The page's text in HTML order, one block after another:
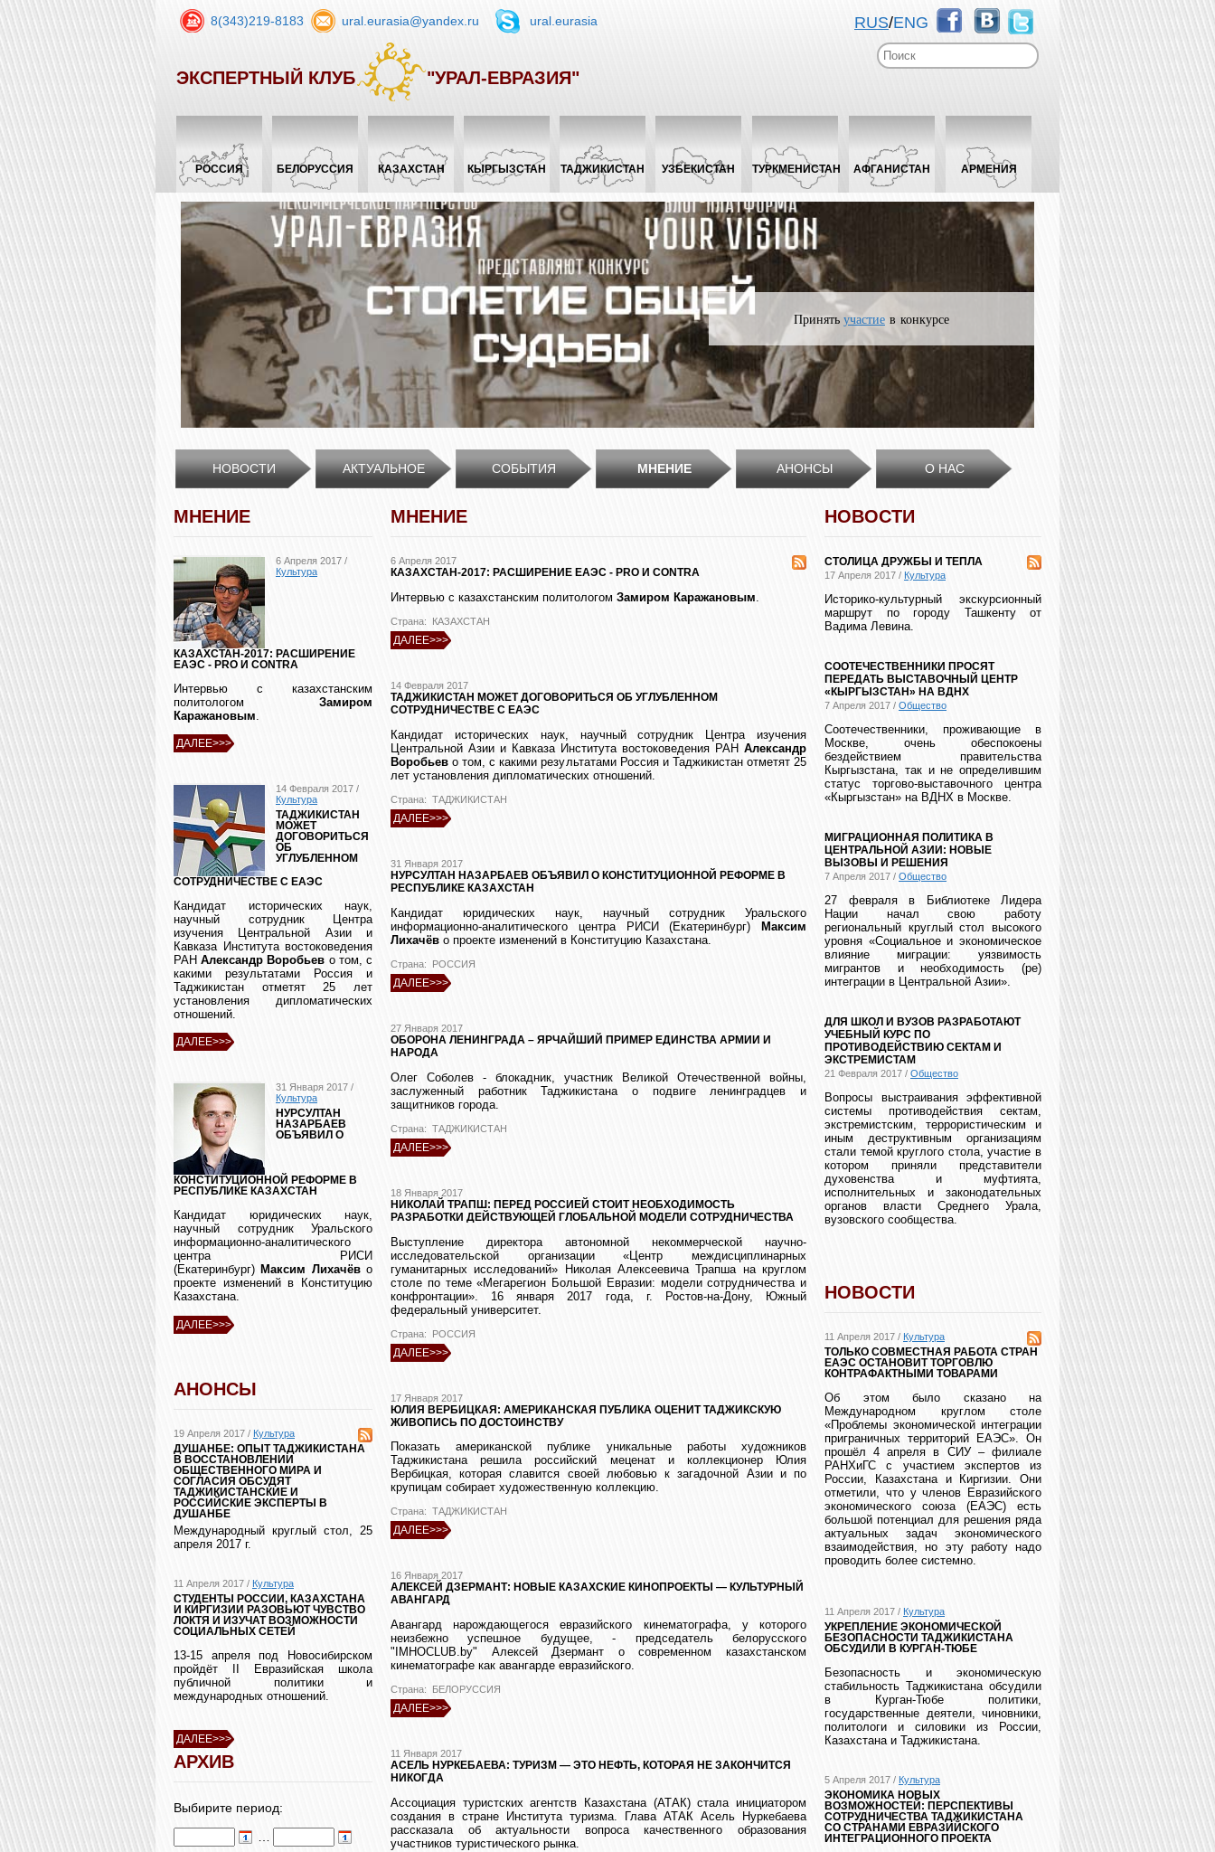
8(343)219-8183 ural.eurasia@yandex.ru ural.eurasia
ЭКСПЕРТНЫЙ КЛУБ "УРАЛ-ЕВРАЗИЯ"
RUS/ENG
РОССИЯ БЕЛОРУССИЯ КАЗАХСТАН КЫРГЫЗСТАН ТАДЖИКИСТАН УЗБЕКИСТАН ТУРКМЕНИСТАН АФГАНИСТАН АРМЕНИЯ
Принять участие в конкурсе
НОВОСТИ АКТУАЛЬНОЕ СОБЫТИЯ МНЕНИЕ АНОНСЫ О НАС
МНЕНИЕ
6 Апреля 2017 /
Культура
КАЗАХСТАН-2017: РАСШИРЕНИЕ
ЕАЭС - PRO И CONTRA
Интервью с казахстанским
политологом Замиром
Каражановым.
ДАЛЕЕ>>>
14 Февраля 2017 /
Культура
ТАДЖИКИСТАН
МОЖЕТ
ДОГОВОРИТЬСЯ
ОБ
УГЛУБЛЕННОМ
СОТРУДНИЧЕСТВЕ С ЕАЭС
Кандидат исторических наук,
научный сотрудник Центра
изучения Центральной Азии и
Кавказа Института востоковедения
РАНАлександр Воробьев о том, с
какими результатами Россия и
Таджикистан отметят 25 лет
установления дипломатических
отношений.
ДАЛЕЕ>>>
31 Января 2017 /
Культура
НУРСУЛТАН
НАЗАРБАЕВ
ОБЪЯВИЛ О
КОНСТИТУЦИОННОЙ РЕФОРМЕ В
РЕСПУБЛИКЕ КАЗАХСТАН
Кандидат юридических наук,
научный сотрудник Уральского
информационно-аналитического
центра РИСИ
(Екатеринбург) Максим Лихачёво
проекте изменений в Конституцию
Казахстана.
ДАЛЕЕ>>>
АНОНСЫ
19 Апреля 2017 / Культура
ДУШАНБЕ: ОПЫТ ТАДЖИКИСТАНА
В ВОССТАНОВЛЕНИИ
ОБЩЕСТВЕННОГО МИРА И
СОГЛАСИЯ ОБСУДЯТ
ТАДЖИКИСТАНСКИЕ И
РОССИЙСКИЕ ЭКСПЕРТЫ В
ДУШАНБЕ
Международный круглый стол, 25
апреля 2017 г.
11 Апреля 2017 / Культура
СТУДЕНТЫ РОССИИ, КАЗАХСТАНА
И КИРГИЗИИ РАЗОВЬЮТ ЧУВСТВО
ЛОКТЯ И ИЗУЧАТ ВОЗМОЖНОСТИ
СОЦИАЛЬНЫХ СЕТЕЙ
13-15 апреля под Новосибирском
пройдёт II Евразийская школа
публичной политики и
международных отношений.
ДАЛЕЕ>>>
АРХИВ
Выбирите период:
МНЕНИЕ
6 Апреля 2017
КАЗАХСТАН-2017: РАСШИРЕНИЕ ЕАЭС - PRO И CONTRA
Интервью с казахстанским политологом Замиром Каражановым
Страна: КАЗАХСТАН
ДАЛЕЕ>>>
14 Февраля 2017
ТАДЖИКИСТАН МОЖЕТ ДОГОВОРИТЬСЯ ОБ УГЛУБЛЕННОМ
СОТРУДНИЧЕСТВЕ С ЕАЭС
Кандидат исторических наук, научный сотрудник Центра изучения
Центральной Азии и Кавказа Института востоковедения РАН Александр
Воробьев о том, с какими результатами Россия и Таджикистан отметят 25
лет установления дипломатических отношений.
Страна: ТАДЖИКИСТАН
ДАЛЕЕ>>>
31 Января 2017
НУРСУЛТАН НАЗАРБАЕВ ОБЪЯВИЛ О КОНСТИТУЦИОННОЙ РЕФОРМЕ В
РЕСПУБЛИКЕ КАЗАХСТАН
Кандидат юридических наук, научный сотрудник Уральского
информационно-аналитического центра РИСИ (Екатеринбург)
Максим
Лихачёв о проекте изменений в Конституцию Казахстана.
Страна: РОССИЯ
ДАЛЕЕ>>>
27 Января 2017
ОБОРОНА ЛЕНИНГРАДА – ЯРЧАЙШИЙ ПРИМЕР ЕДИНСТВА АРМИИ И
НАРОДА
Олег Соболев - блокадник, участник Великой Отечественной войны,
заслуженный работник Таджикистана о подвиге ленинградцев и
защитников города.
Страна: ТАДЖИКИСТАН
ДАЛЕЕ>>>
18 Января 2017
НИКОЛАЙ ТРАПШ: ПЕРЕД РОССИЕЙ СТОИТ НЕОБХОДИМОСТЬ
РАЗРАБОТКИ ДЕЙСТВУЮЩЕЙ ГЛОБАЛЬНОЙ МОДЕЛИ СОТРУДНИЧЕСТВА
Выступление директора автономной некоммерческой научно-
исследовательской организации «Центр междисциплинарных
гуманитарных исследований» Николая Алексеевича Трапша на круглом
столе по теме «Мегарегион Большой Евразии: модели сотрудничества и
конфронтации». 16 января 2017 года, г. Ростов-на-Дону, Южный
федеральный университет.
Страна: РОССИЯ
ДАЛЕЕ>>>
17 Января 2017
ЮЛИЯ ВЕРБИЦКАЯ: АМЕРИКАНСКАЯ ПУБЛИКА ОЦЕНИТ ТАДЖИКСКУЮ
ЖИВОПИСЬ ПО ДОСТОИНСТВУ
Показать американской публике уникальные работы художников
Таджикистана решила российский меценат и коллекционер Юлия
Вербицкая, которая славится своей любовью к загадочной Азии и по
крупицам собирает художественную коллекцию.
Страна: ТАДЖИКИСТАН
ДАЛЕЕ>>>
16 Января 2017
АЛЕКСЕЙ ДЗЕРМАНТ: НОВЫЕ КАЗАХСКИЕ КИНОПРОЕКТЫ — КУЛЬТУРНЫЙ
АВАНГАРД
Авангард нарождающегося евразийского кинематографа, у которого
неизбежно успешное будущее, - председатель белорусского
"IMHOCLUB.by" Алексей Дзермант о современном казахстанском
кинематографе как авангарде евразийского.
Страна: БЕЛОРУССИЯ
ДАЛЕЕ>>>
11 Января 2017
АСЕЛЬ НУРКЕБАЕВА: ТУРИЗМ — ЭТО НЕФТЬ, КОТОРАЯ НЕ ЗАКОНЧИТСЯ
НИКОГДА
Ассоциация туристских агентств Казахстана (АТАК) стала инициатором
создания в стране Института туризма. Глава АТАК Асель Нуркебаева
рассказала об актуальности вопроса качественного образования
участников туристического рынка.
НОВОСТИ
СТОЛИЦА ДРУЖБЫ И ТЕПЛА
17 Апреля 2017 / Культура
Историко-культурный экскурсионный
маршрут по городу Ташкенту от
Вадима Левина.
СООТЕЧЕСТВЕННИКИ ПРОСЯТ
ПЕРЕДАТЬ ВЫСТАВОЧНЫЙ ЦЕНТР
«КЫРГЫЗСТАН» НА ВДНХ
7 Апреля 2017 / Общество
Соотечественники, проживающие в
Москве, очень обеспокоены
бездействием правительства
Кыргызстана, так и не определившим
статус торгово-выставочного центра
«Кыргызстан» на ВДНХ в Москве.
МИГРАЦИОННАЯ ПОЛИТИКА В
ЦЕНТРАЛЬНОЙ АЗИИ: НОВЫЕ
ВЫЗОВЫ И РЕШЕНИЯ
7 Апреля 2017 / Общество
27 февраля в Библиотеке Лидера
Нации начал свою работу
региональный круглый стол высокого
уровня «Социальное и экономическое
влияние миграции: уязвимость
мигрантов и необходимость (ре)
интеграции в Центральной Азии».
ДЛЯ ШКОЛ И ВУЗОВ РАЗРАБОТАЮТ
УЧЕБНЫЙ КУРС ПО
ПРОТИВОДЕЙСТВИЮ СЕКТАМ И
ЭКСТРЕМИСТАМ
21 Февраля 2017 / Общество
Вопросы выстраивания эффективной
системы противодействия сектам,
экстремистским, террористическим и
иным деструктивным организациям
стали темой круглого стола, участие в
котором приняли представители
духовенства и муфтията,
исполнительных и законодательных
органов власти Среднего Урала,
вузовского сообщества.
НОВОСТИ
11 Апреля 2017 / Культура
ТОЛЬКО СОВМЕСТНАЯ РАБОТА СТРАН
ЕАЭС ОСТАНОВИТ ТОРГОВЛЮ
КОНТРАФАКТНЫМИ ТОВАРАМИ
Об этом было сказано на
Международном круглом столе
«Проблемы экономической интеграции
приграничных территорий ЕАЭС». Он
прошёл 4 апреля в СИУ – филиале
РАНХиГС с участием экспертов из
России, Казахстана и Киргизии. Они
отметили, что у членов Евразийского
экономического союза (ЕАЭС) есть
большой потенциал для решения ряда
актуальных задач экономического
взаимодействия, но эту работу надо
проводить более системно.
11 Апреля 2017 / Культура
УКРЕПЛЕНИЕ ЭКОНОМИЧЕСКОЙ
БЕЗОПАСНОСТИ ТАДЖИКИСТАНА
ОБСУДИЛИ В КУРГАН-ТЮБЕ
Безопасность и экономическую
стабильность Таджикистана обсудили
в Курган-Тюбе политики,
государственные деятели, чиновники,
политологи и силовики из России,
Казахстана и Таджикистана.
5 Апреля 2017 / Культура
ЭКОНОМИКА НОВЫХ
ВОЗМОЖНОСТЕЙ: ПЕРСПЕКТИВЫ
СОТРУДНИЧЕСТВА ТАДЖИКИСТАНА
СО СТРАНАМИ ЕВРАЗИЙСКОГО
ИНТЕГРАЦИОННОГО ПРОЕКТА